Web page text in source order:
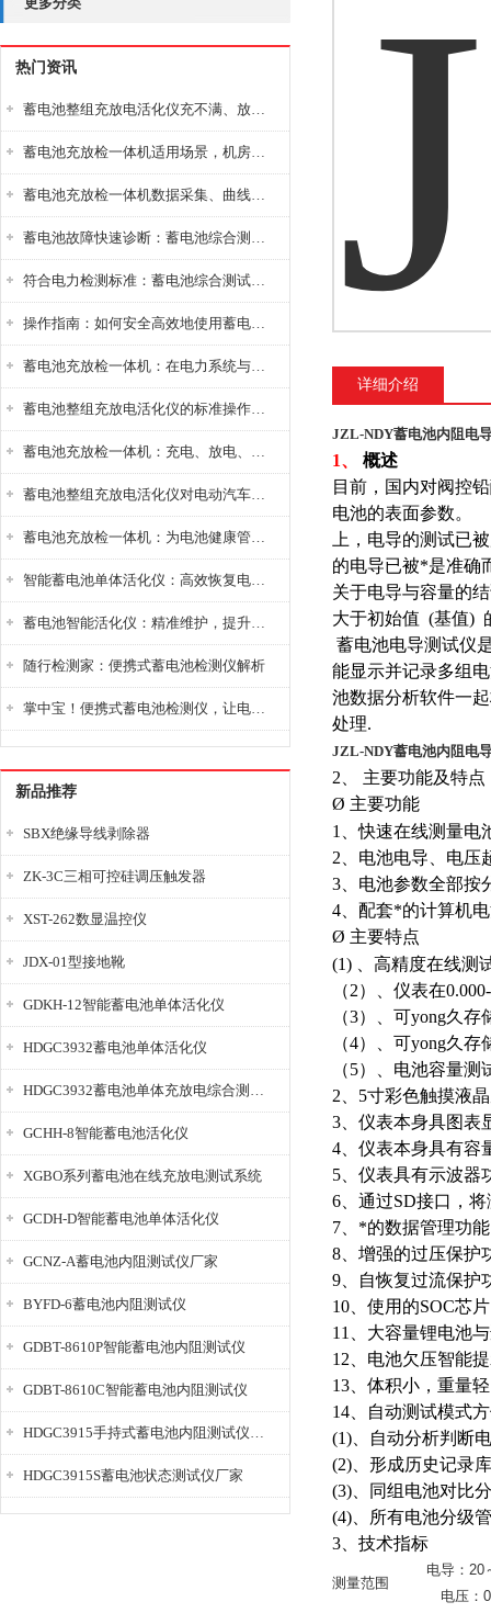
热门资讯
蓄电池整组充放电活化仪充不满、放不完怎么办？
蓄电池充放检一体机适用场景，机房基站变电站铅酸蓄电池维护检测应用
蓄电池充放检一体机数据采集、曲线分析与电池健康状态智能评估功能详解
蓄电池故障快速诊断：蓄电池综合测试仪判断落后电池的方法与标准
符合电力检测标准：蓄电池综合测试仪测试规范与精度校准方法详解
操作指南：如何安全高效地使用蓄电池智能活化仪？
蓄电池充放检一体机：在电力系统与储能设备中的创新应用，确保蓄电池性能与可靠性
蓄电池整组充放电活化仪的标准操作流程：从接线设置到充放电参数设定的安全规范
蓄电池充放检一体机：充电、放电、检测三功能集成设备
蓄电池整组充放电活化仪对电动汽车电池有帮助吗？
蓄电池充放检一体机：为电池健康管理提供一站式解决方案
智能蓄电池单体活化仪：高效恢复电池性能，延长蓄电池使用寿命
蓄电池智能活化仪：精准维护，提升电池健康状态
随行检测家：便携式蓄电池检测仪解析
掌中宝！便携式蓄电池检测仪，让电池检测变得简单又快捷！
新品推荐
SBX绝缘导线剥除器
ZK-3C三相可控硅调压触发器
XST-262数显温控仪
JDX-01型接地靴
GDKH-12智能蓄电池单体活化仪
HDGC3932蓄电池单体活化仪
HDGC3932蓄电池单体充放电综合测试仪
GCHH-8智能蓄电池活化仪
XGBO系列蓄电池在线充放电测试系统
GCDH-D智能蓄电池单体活化仪
GCNZ-A蓄电池内阻测试仪厂家
BYFD-6蓄电池内阻测试仪
GDBT-8610P智能蓄电池内阻测试仪
GDBT-8610C智能蓄电池内阻测试仪
HDGC3915手持式蓄电池内阻测试仪厂家
HDGC3915S蓄电池状态测试仪厂家
详细介绍
JZL-NDY蓄电池内阻电
1、
概述
目前，国内对阀控
电池的表面参数。
上，电导的测试已
的电导已被*是准确
关于电导与容量的
大于初始值 (基值)
蓄电池电导测试仪
能显示并记录多组
池数据分析软件一
处理.
JZL-NDY蓄电池内阻电
2、 主要功能及特点
Ø 主要功能
1、快速在线测量电
2、电池电导、电压
3、电池参数全部按
4、配套*的计算机
Ø 主要特点
(1) 、高精度在线测
（2）、仪表在
（3）、可yong久
（4）、可yong久
（5）、电池容量
2、5寸彩色触摸液
3、仪表本身具图表
4、仪表本身具有容
5、仪表具有示波器
6、通过SD接口，
7、*的数据管理功
8、增强的过压保护
9、自恢复过流保护
10、使用的SOC芯
11、大容量锂电池
12、电池欠压智能
13、体积小，重量
14、自动测试模式
(1)、自动分析判断
(2)、形成历史记录
(3)、同组电池对比
(4)、所有电池分级
3、技术指标
测量范围
电导：20
电压：